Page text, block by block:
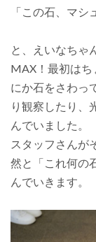
「この石、マシ
と、えいなちゃ
MAX！最初はち
にか石をさわっ
り観察したり、
んでいました。
スタッフさんが
然と「これ何の
んでいきます。